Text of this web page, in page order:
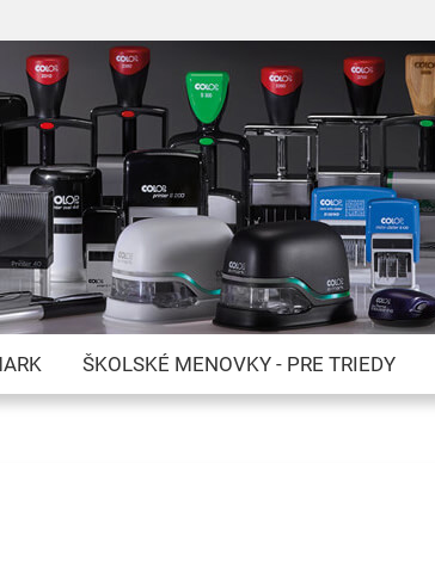
to
Content
ŠKOLSKÉ MENOVKY - PRE TRIEDY